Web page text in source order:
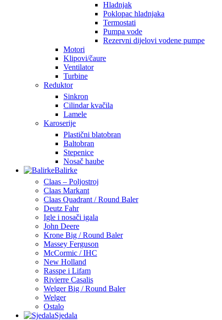
Hladnjak
Poklopac hladnjaka
Termostati
Pumpa vode
Rezervni dijelovi vodene pumpe
Motori
Klipovi/čaure
Ventilator
Turbine
Reduktor
Sinkron
Cilindar kvačila
Lamele
Karoserije
Plastični blatobran
Baltobran
Stepenice
Nosač haube
Balirke
Claas – Poljostroj
Claas Markant
Claas Quadrant / Round Baler
Deutz Fahr
Igle i nosači igala
John Deere
Krone Big / Round Baler
Massey Ferguson
McCormic / IHC
New Holland
Rasspe i Lifam
Rivierre Casalis
Welger Big / Round Baler
Welger
Ostalo
Sjedala